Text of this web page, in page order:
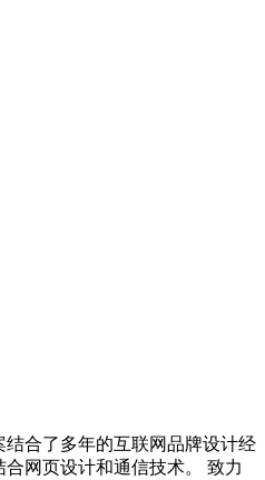
合了多年的互联网品牌设计经
网页设计和通信技术。 致力